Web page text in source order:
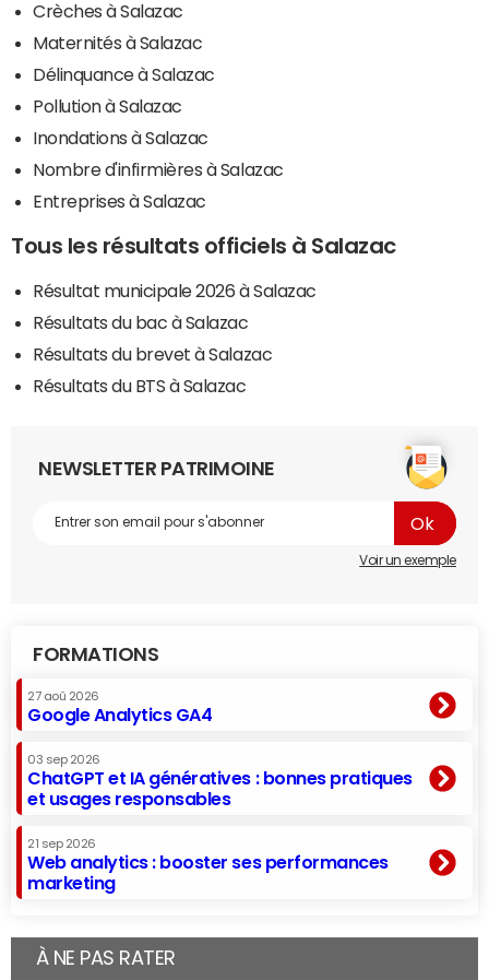
Crèches à Salazac
Maternités à Salazac
Délinquance à Salazac
Pollution à Salazac
Inondations à Salazac
Nombre d'infirmières à Salazac
Entreprises à Salazac
Tous les résultats officiels à Salazac
Résultat municipale 2026 à Salazac
Résultats du bac à Salazac
Résultats du brevet à Salazac
Résultats du BTS à Salazac
NEWSLETTER PATRIMOINE
Voir un exemple
FORMATIONS
27 aoû 2026
Google Analytics GA4
03 sep 2026
ChatGPT et IA génératives : bonnes pratiques
et usages responsables
21 sep 2026
Web analytics : booster ses performances
marketing
À NE PAS RATER